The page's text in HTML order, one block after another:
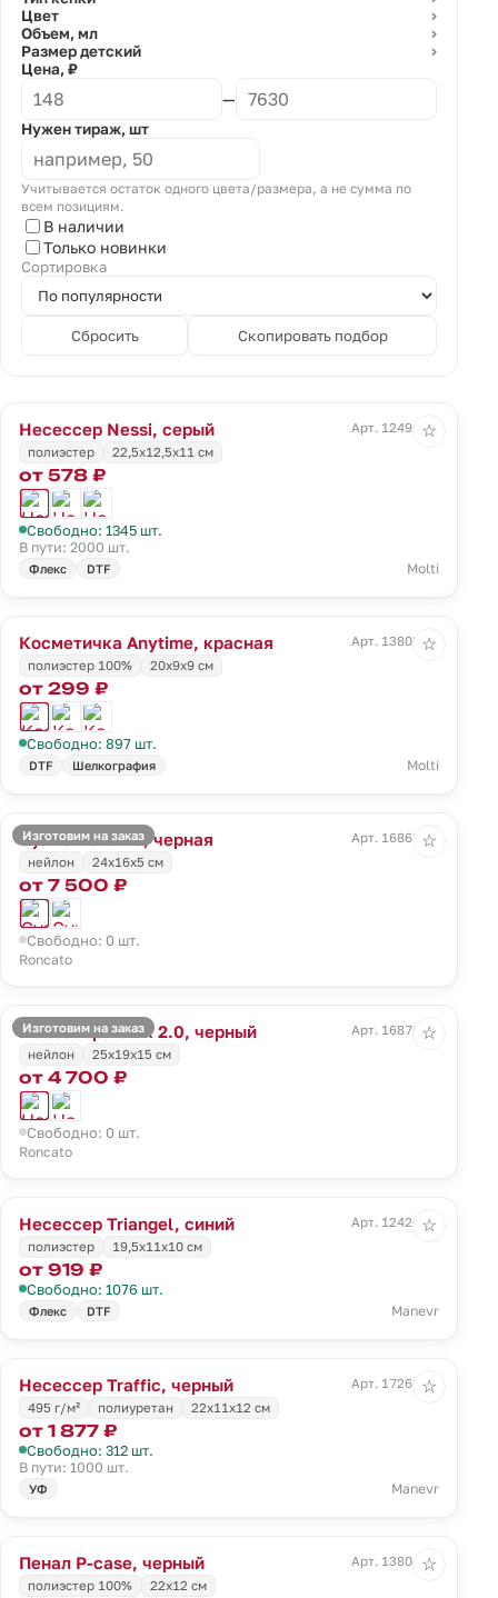
Цвет ⌄
Объем, мл ⌄
Размер детский ⌄
Цена, ₽
—
Нужен тираж, шт
Учитывается остаток одного цвета/размера, а не сумма по
всем позициям.
В наличии
Только новинки
Сортировка
Сбросить Скопировать подбор
Несессер Nessi, серый
Арт. 12491.10
полиэстер
22,5х12,5х11 см
от 578 ₽
Свободно: 1345 шт.
В пути: 2000 шт.
Флекс DTF Molti
☆
Косметичка Anytime, красная
Арт. 13803.50
полиэстер 100%
20х9х9 см
от 299 ₽
Свободно: 897 шт.
DTF Шелкография Molti
☆
Изготовим на заказ
Сумка Panama, черная
Арт. 16868.30
нейлон
24x16x5 см
от 7 500 ₽
Свободно: 0 шт.
Roncato
☆
Изготовим на заказ
Несессер Ironik 2.0, черный
Арт. 16870.30
нейлон
25x19x15 см
от 4 700 ₽
Свободно: 0 шт.
Roncato
☆
Несессер Triangel, синий
Арт. 12426.44
полиэстер
19,5х11х10 см
от 919 ₽
Свободно: 1076 шт.
Флекс DTF Manevr
☆
Несессер Traffic, черный
Арт. 17269.30
495 г/м²
полиуретан 22х11х12 см
от 1 877 ₽
Свободно: 312 шт.
В пути: 1000 шт.
УФ Manevr
☆
Пенал P-case, черный
Арт. 13804.30
полиэстер 100%
22х12 см
☆